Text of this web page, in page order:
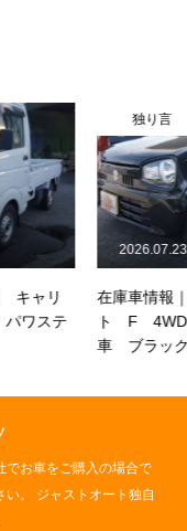
言
情報｜スズキ アル
5速マニュアル
ック
でお車をご購入の場合で
い。 ジャストオート独自